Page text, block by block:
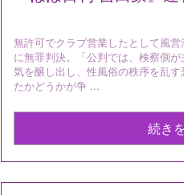
無許可でクラブ営業したとして風
に無罪判決。「公判では、検察側
気を醸し出し、性風俗の秩序を乱
たかどうかが争 ...
続き